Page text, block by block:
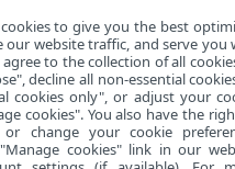
olika
som kan
to give you the best
our website traffic, and serve you
agree to the collection of all
decline all non-essential
cookies only", or adjust your
cookies". You also have the
change your cookie
cookies" link in our